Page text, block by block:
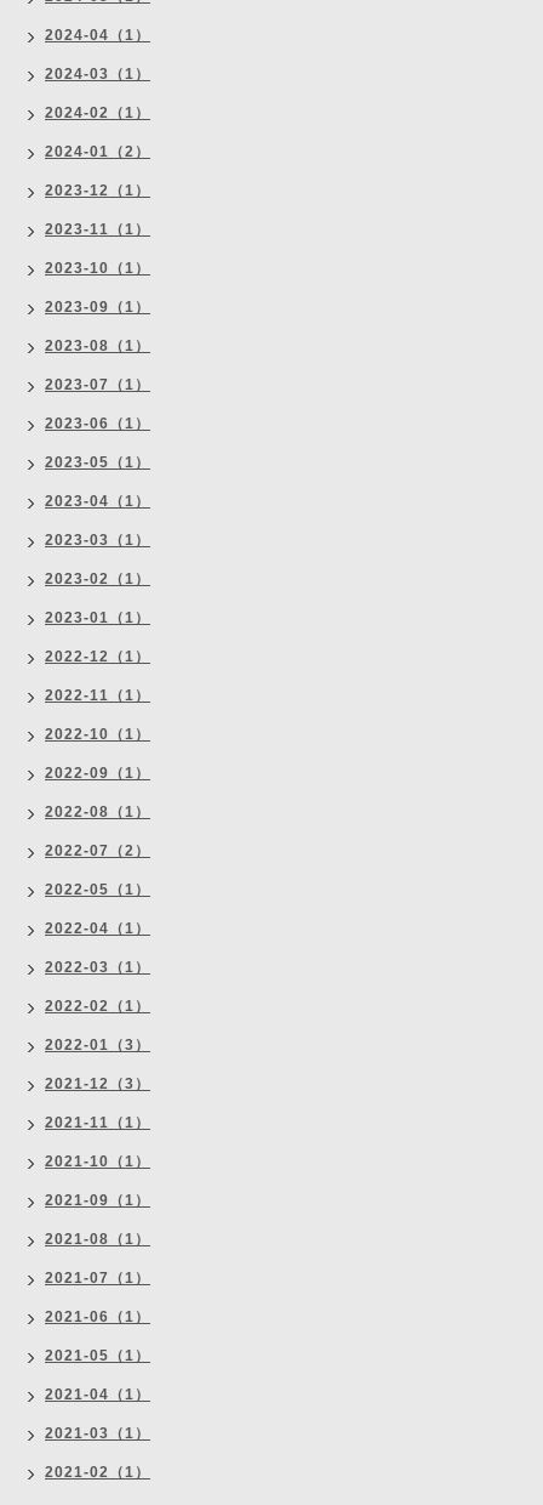
2024-04（1）
2024-03（1）
2024-02（1）
2024-01（2）
2023-12（1）
2023-11（1）
2023-10（1）
2023-09（1）
2023-08（1）
2023-07（1）
2023-06（1）
2023-05（1）
2023-04（1）
2023-03（1）
2023-02（1）
2023-01（1）
2022-12（1）
2022-11（1）
2022-10（1）
2022-09（1）
2022-08（1）
2022-07（2）
2022-05（1）
2022-04（1）
2022-03（1）
2022-02（1）
2022-01（3）
2021-12（3）
2021-11（1）
2021-10（1）
2021-09（1）
2021-08（1）
2021-07（1）
2021-06（1）
2021-05（1）
2021-04（1）
2021-03（1）
2021-02（1）